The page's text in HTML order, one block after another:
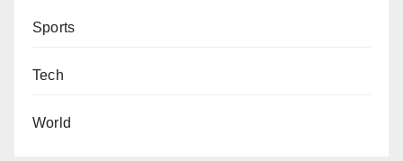
Sports
Tech
World